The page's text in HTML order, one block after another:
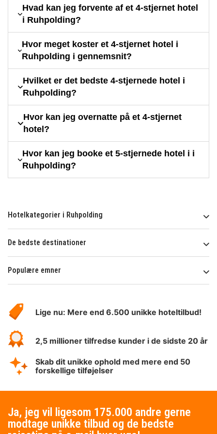
Hvad kan jeg forvente af et 4-stjernet hotel
i Ruhpolding?
Hvor meget koster et 4-stjernet hotel i
Ruhpolding i gennemsnit?
Hvilket er det bedste 4-stjernede hotel i
Ruhpolding?
Hvor kan jeg overnatte på et 4-stjernet
hotel?
Hvor kan jeg booke et 5-stjernede hotel i i
Ruhpolding?
Hotelkategorier i Ruhpolding
De bedste destinationer
Populære emner
HotelSpecials
Lige nu: Mere end 6.500 unikke hoteltilbud!
2,5 millioner tilfredse kunder i de sidste 20 år
Skab dit unikke ophold med mere end 50
forskellige tilføjelser
Ja, jeg vil ligesom 175.000 andre gerne
modtage unikke tilbud og de bedste